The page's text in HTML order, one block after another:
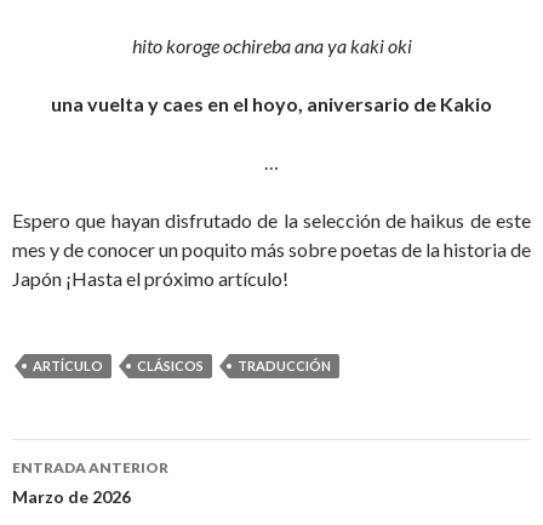
hito koroge ochireba ana ya kaki oki
una vuelta y caes en el hoyo, aniversario de Kakio
…
Espero que hayan disfrutado de la selección de haikus de este
mes y de conocer un poquito más sobre poetas de la historia de
Japón ¡Hasta el próximo artículo!
ARTÍCULO CLÁSICOS TRADUCCIÓN
Navegación
ENTRADA ANTERIOR
Marzo de 2026